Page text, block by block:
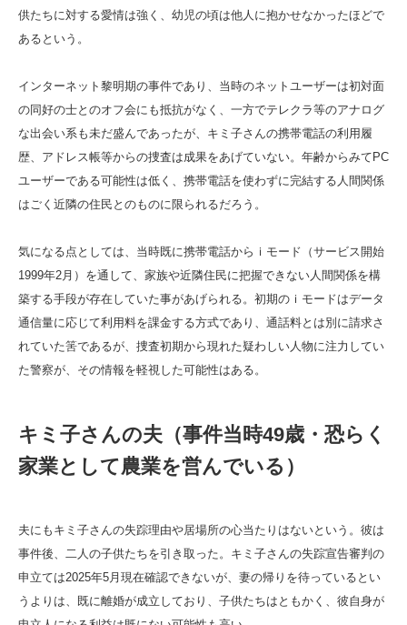
供たちに対する愛情は強く、幼児の頃は他人に抱かせなかったほどで
あるという。
インターネット黎明期の事件であり、当時のネットユーザーは初対面
の同好の士とのオフ会にも抵抗がなく、一方でテレクラ等のアナログ
な出会い系も未だ盛んであったが、キミ子さんの携帯電話の利用履
歴、アドレス帳等からの捜査は成果をあげていない。年齢からみてPC
ユーザーである可能性は低く、携帯電話を使わずに完結する人間関係
はごく近隣の住民とのものに限られるだろう。
気になる点としては、当時既に携帯電話からｉモード（サービス開始
1999年2月）を通して、家族や近隣住民に把握できない人間関係を構
築する手段が存在していた事があげられる。初期のｉモードはデータ
通信量に応じて利用料を課金する方式であり、通話料とは別に請求さ
れていた筈であるが、捜査初期から現れた疑わしい人物に注力してい
た警察が、その情報を軽視した可能性はある。
キミ子さんの夫（事件当時49歳・恐らく
家業として農業を営んでいる）
夫にもキミ子さんの失踪理由や居場所の心当たりはないという。彼は
事件後、二人の子供たちを引き取った。キミ子さんの失踪宣告審判の
申立ては2025年5月現在確認できないが、妻の帰りを待っているとい
うよりは、既に離婚が成立しており、子供たちはともかく、彼自身が